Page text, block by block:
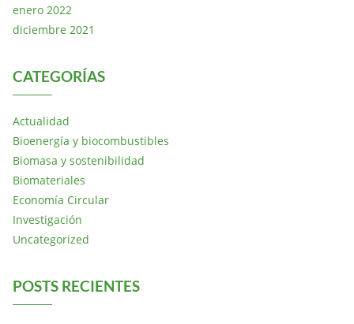
enero 2022
diciembre 2021
CATEGORÍAS
Actualidad
Bioenergía y biocombustibles
Biomasa y sostenibilidad
Biomateriales
Economía Circular
Investigación
Uncategorized
POSTS RECIENTES